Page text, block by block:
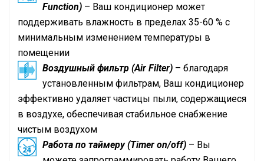
Function) – Ваш кондиционер может
поддерживать влажность в пределах 35-60 % с
минимальным изменением температуры в
помещении
Воздушный фильтр (Air Filter) – благодаря
установленным фильтрам, Ваш кондиционер
эффективно удаляет частицы пыли, содержащиеся
в воздухе, обеспечивая стабильное снабжение
чистым воздухом
Работа по таймеру (Timer on/off) – Вы